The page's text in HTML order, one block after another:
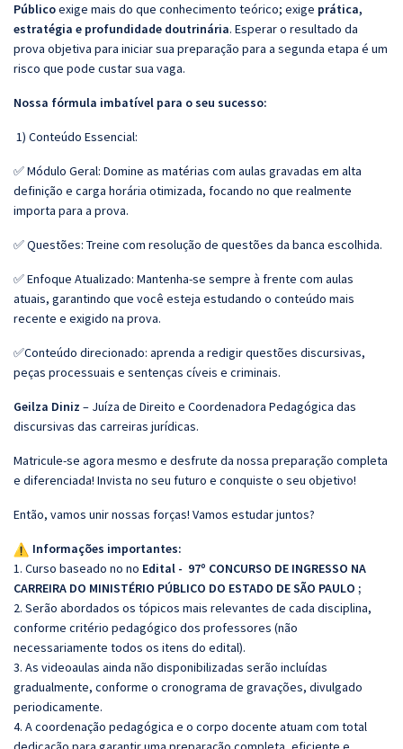
Públicoexige mais do que conhecimento teórico; exige prática,
estratégia e profundidade doutrinária. Esperar o resultado da
prova objetiva para iniciar sua preparação para a segunda etapa é um
risco que pode custar sua vaga.
Nossa fórmula imbatível para o seu sucesso:
1) Conteúdo Essencial:
✅ Módulo Geral: Domine as matérias com aulas gravadas em alta
definição e carga horária otimizada, focando no que realmente
importa para a prova.
✅ Questões: Treine com resolução de questões da banca escolhida.
✅ Enfoque Atualizado: Mantenha-se sempre à frente com aulas
atuais, garantindo que você esteja estudando o conteúdo mais
recente e exigido na prova.
✅Conteúdo direcionado: aprenda a redigir questões discursivas,
peças processuais e sentenças cíveis e criminais.
Geilza Diniz – Juíza de Direito e Coordenadora Pedagógica das
discursivas das carreiras jurídicas.
Matricule-se agora mesmo e desfrute da nossa preparação completa
e diferenciada! Invista no seu futuro e conquiste o seu objetivo!
Então, vamos unir nossas forças! Vamos estudar juntos?
Informações importantes:
1. Curso baseado no no Edital - 97º CONCURSO DE INGRESSO NA
CARREIRA DO MINISTÉRIO PÚBLICO DO ESTADO DE SÃO PAULO ;
2. Serão abordados os tópicos mais relevantes de cada disciplina,
conforme critério pedagógico dos professores (não
necessariamente todos os itens do edital).
3. As videoaulas ainda não disponibilizadas serão incluídas
gradualmente, conforme o cronograma de gravações, divulgado
periodicamente.
4. A coordenação pedagógica e o corpo docente atuam com total